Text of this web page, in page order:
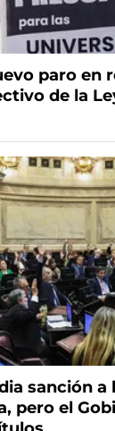
paro en
de la
sanción a
pero el